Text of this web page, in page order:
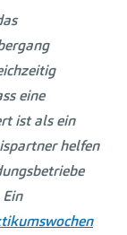
eine
ist als ein
helfen